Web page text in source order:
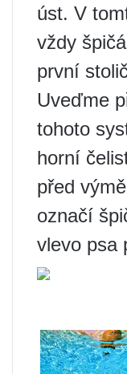
úst. V
vždy
první
Uveďme
tohoto
horní
před
označí
vlevo psa